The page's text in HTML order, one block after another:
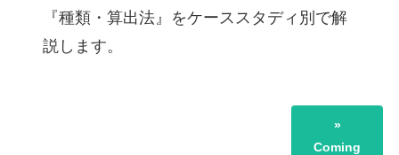
『種類・算出法』をケーススタディ別で解
説します。
»
Coming